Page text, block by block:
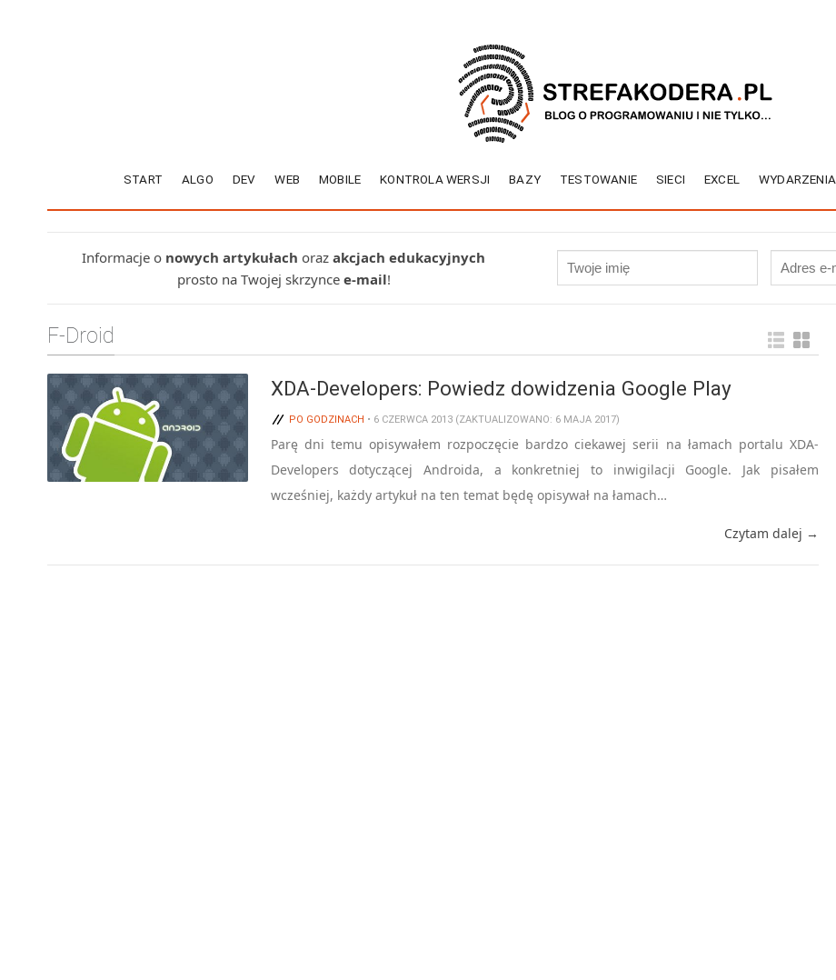
START ALGO DEV WEB MOBILE KONTROLA WERSJI BAZY TESTOWANIE SIECI EXCEL WYDARZENIA
Informacje o nowych artykułach oraz akcjach edukacyjnych
prosto na Twojej skrzynce e-mail!
F-Droid
XDA-Developers: Powiedz dowidzenia Google Play
PO GODZINACH • 6 CZERWCA 2013 (ZAKTUALIZOWANO: 6 MAJA 2017)
Parę dni temu opisywałem rozpoczęcie bardzo ciekawej serii na łamach portalu XDA-
Developers dotyczącej Androida, a konkretniej to inwigilacji Google. Jak pisałem
wcześniej, każdy artykuł na ten temat będę opisywał na łamach…
Czytam dalej →